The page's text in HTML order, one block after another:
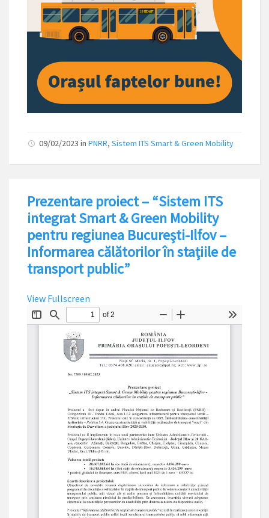
09/02/2023 in PNRR, Sistem ITS Smart & Green Mobility
Prezentare proiect – “Sistem ITS
integrat Smart & Green Mobility
pentru regiunea Bucureşti-Ilfov –
Informarea călătorilor în staţiile de
transport public”
View Fullscreen